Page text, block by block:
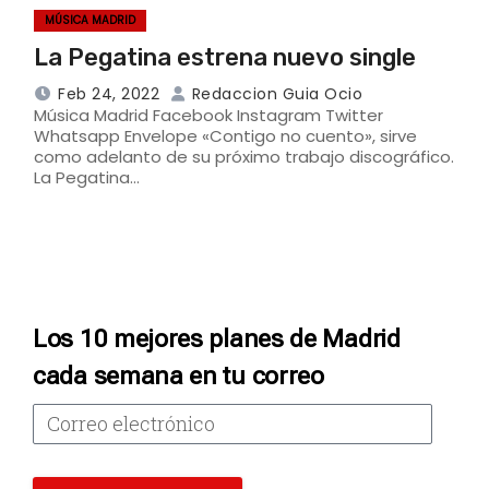
MÚSICA MADRID
La Pegatina estrena nuevo single
Feb 24, 2022 Redaccion Guia Ocio
Música Madrid Facebook Instagram Twitter
Whatsapp Envelope «Contigo no cuento», sirve
como adelanto de su próximo trabajo discográfico.
La Pegatina…
Los 10 mejores planes de Madrid
cada semana en tu correo